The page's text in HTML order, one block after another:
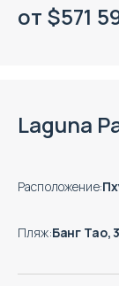
от $571
Laguna
Расположение:
Пляж:Банг Тао,